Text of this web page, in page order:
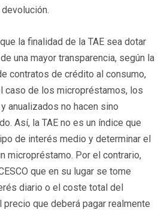
la finalidad de la TAE sea dotar
una mayor transparencia, según la
contratos de crédito al consumo,
caso de los micropréstamos, los
anualizados no hacen sino
Así, la TAE no es un índice que
de interés medio y determinar el
micropréstamo. Por el contrario,
que en su lugar se tome
diario o el coste total del
que deberá pagar realmente